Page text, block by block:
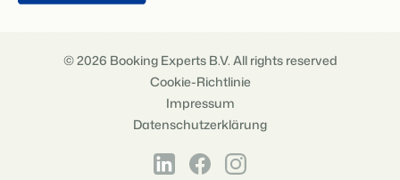
© 2026 Booking Experts B.V. All rights reserved
Cookie-Richtlinie
Impressum
Datenschutzerklärung